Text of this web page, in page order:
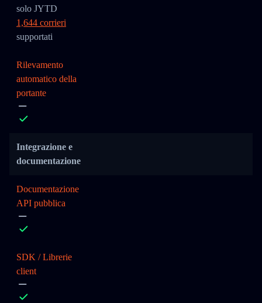
solo JYTD
1,644 corrieri
supportati
Rilevamento
automatico della
portante
Integrazione e
documentazione
Documentazione
API pubblica
SDK / Librerie
client